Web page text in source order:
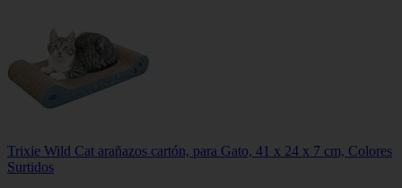
Trixie Wild Cat arañazos cartón, para Gato, 41 x 24 x 7 cm, Colores
Surtidos